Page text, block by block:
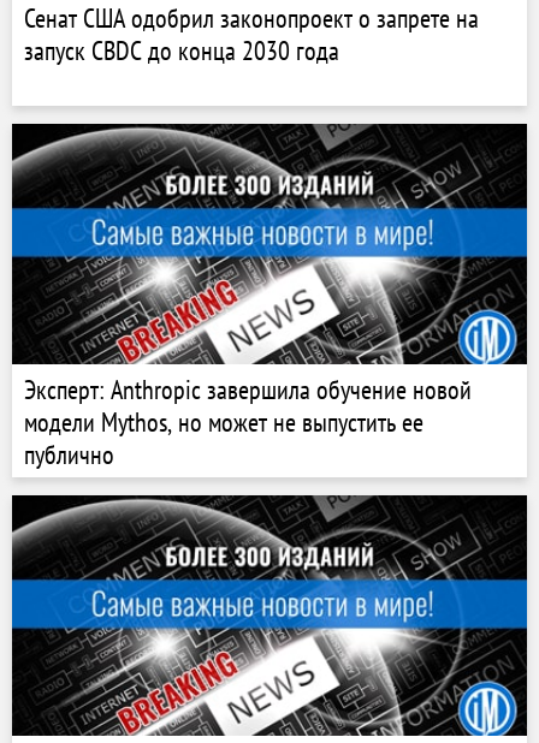
Сенат США одобрил законопроект о запрете на
запуск CBDC до конца 2030 года
Эксперт: Anthropic завершила обучение новой
модели Mythos, но может не выпустить ее
публично